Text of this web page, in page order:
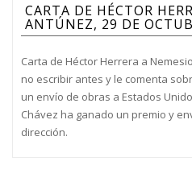
CARTA DE HÉCTOR
ANTÚNEZ, 29 DE
Carta de Héctor Herrera a
no escribir antes y le comenta
un envío de obras a Estados
Chávez ha ganado un premio y
dirección.